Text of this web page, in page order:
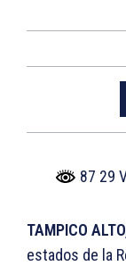
87 29
TAMPICO
estados de la